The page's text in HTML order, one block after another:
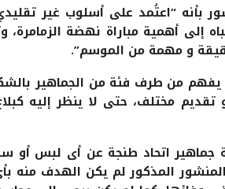
بأنه “اعتُمد على أسلوب غير
إلى أهمية مباراة نهضة الزمامرة،
و مهمة من الموسم”.
يفهم من طرف فئة من الجماهير
تقديم مختلف، حتى لا ينظر إليه
جماهير اتحاد طنجة عن أى لبس
المذكور لم يكن الهدف منه